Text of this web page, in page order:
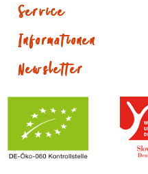
Service
Informationen
Newsletter